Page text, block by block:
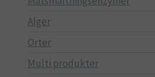
Alger
Örter
Multi produkter